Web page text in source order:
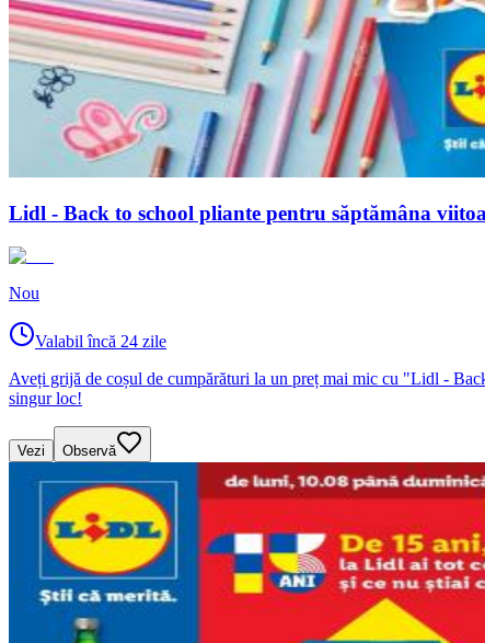
Lidl - Back to school pliante pentru săptămâna
Nou
Valabil încă 24 zile
Aveți grijă de coșul de cumpărături la un preț mai mic cu "Lidl -
singur loc!
Vezi Observă